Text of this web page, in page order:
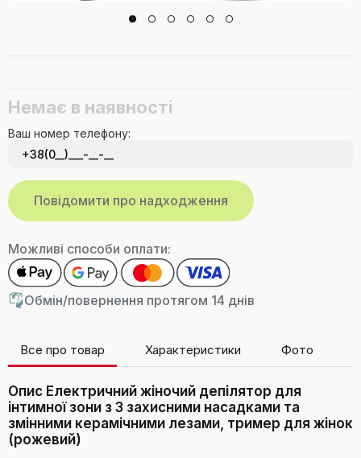
Немає в наявності
Ваш номер телефону:
Можливі способи оплати:
Обмін/повернення протягом 14 днів
Все про товар Характеристики Фото
Опис Електричний жіночий депілятор для
інтимної зони з 3 захисними насадками та
змінними керамічними лезами, тример для жінок
(рожевий)